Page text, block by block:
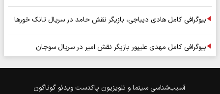
بیوگرافی کامل هادی دیباجی، بازیگر نقش حامد در سریال تانک خورها
بیوگرافی کامل مهدی علیپور بازیگر نقش امیر در سریال سوجان
آسیب‌شناسی سینما و تلویزیون پاکدست ویدئو گوناگون